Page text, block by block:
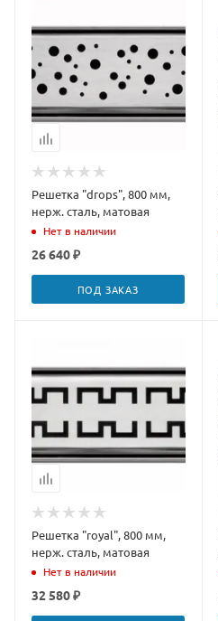
Решетка "drops", 800 мм,
нерж. сталь, матовая
Нет в наличии
26 640 ₽
ПОД ЗАКАЗ
Решетка "royal", 800 мм,
нерж. сталь, матовая
Нет в наличии
32 580 ₽